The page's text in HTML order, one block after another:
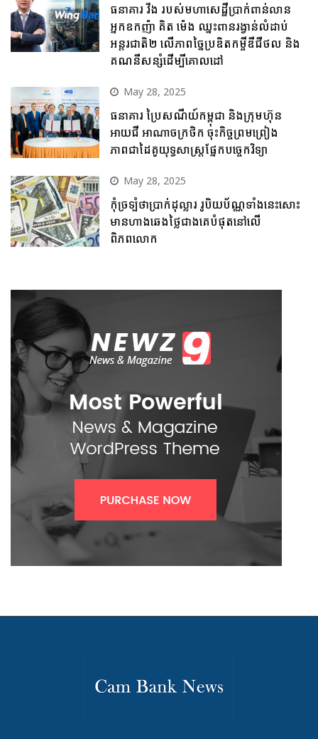
ធនាគារ វីង របស់មហាសេដ្ឋីប្រាក់ពាន់លាន
អ្នកឧកញ៉ា គិត ម៉េង ឈ្នះពានរង្វាន់លំដាប់
អន្តរជាតិ២ លើភាពច្នៃប្រឌិតកម្ចីឌីជីថល និង
គណនីសន្សំដើម្បីគោលដៅ
May 28, 2025
ធនាគារ ប្រៃសណីយ៍កម្ពុជា និងក្រុមហ៊ុន
អាយជី អាណាចក្រថិក ចុះកិច្ចព្រមព្រៀង
ភាពជាដៃគូយុទ្ធសាស្ត្រផ្នែកបច្ចេកវិទ្យា
May 28, 2025
កុំច្រឡំថាប្រាក់ដុល្លារ រូបិយប័ណ្ណទាំងនេះសោះ
មានហាងឆេងថ្លៃជាងគេបំផុតនៅលើ
ពិភពលោក